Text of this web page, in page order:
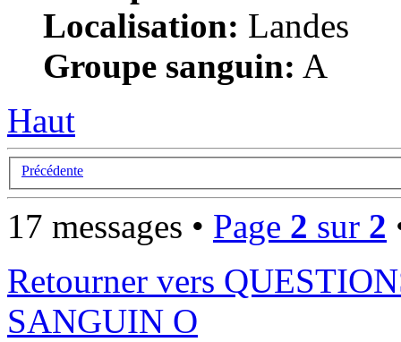
Localisation: Landes
Groupe sanguin: A
Haut
Précédente
17 messages • Page 2 sur 2
Retourner vers
SANGUIN O